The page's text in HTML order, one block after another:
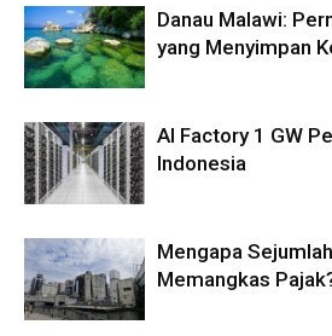
Danau Malawi:
yang Menyimpan
AI Factory 1 GW
Indonesia
Mengapa
Memangkas